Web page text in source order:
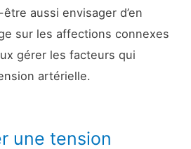
aussi envisager d’en
sur les affections connexes
gérer les facteurs qui
artérielle.
une tension